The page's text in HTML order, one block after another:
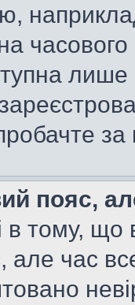
часового
лише
за
пояс,
в тому, що
але час